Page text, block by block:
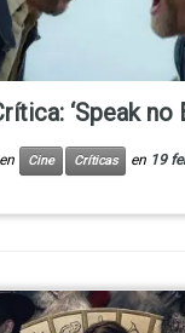
‘Speak no
Cine Críticas en 19